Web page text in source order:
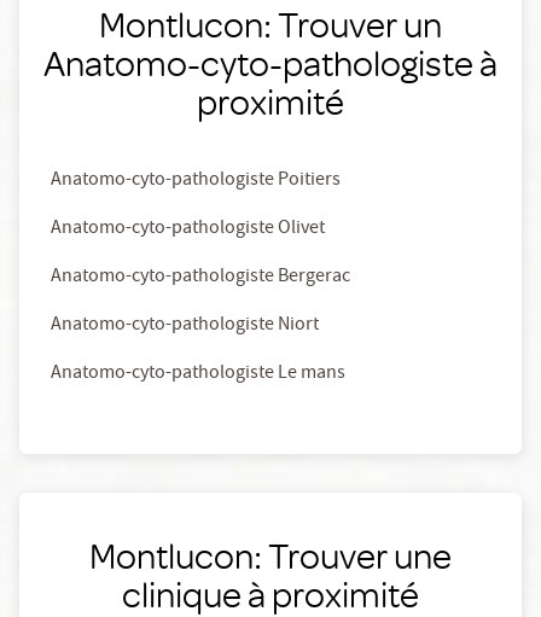
Montlucon: Trouver un
Anatomo-cyto-pathologiste à
proximité
Anatomo-cyto-pathologiste Poitiers
Anatomo-cyto-pathologiste Olivet
Anatomo-cyto-pathologiste Bergerac
Anatomo-cyto-pathologiste Niort
Anatomo-cyto-pathologiste Le mans
Montlucon: Trouver une
clinique à proximité